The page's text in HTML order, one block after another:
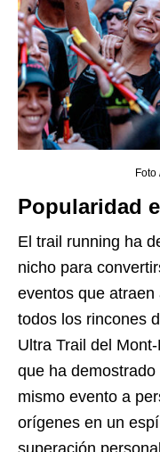
Foto
Popularidad
El trail running ha
nicho para
eventos que
todos los rincones
Ultra Trail del
que ha
mismo evento a
orígenes en un
superación